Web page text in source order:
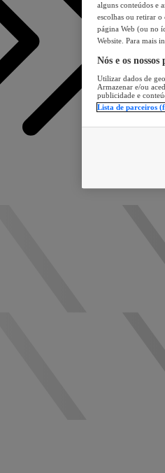
alguns conteúdos e
escolhas ou retirar
página Web (ou no
Website. Para mais
Nós e os
Utilizar dados de
Armazenar e/ou
publicidade e
Lista de parceiros